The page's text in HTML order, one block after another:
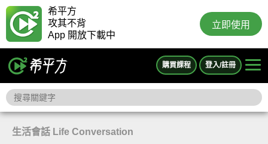
希平方
攻其不背
App 開放下載中
立即使用
購買課程 登入/註冊
生活會話 Life Conversation